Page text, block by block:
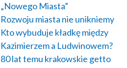
„Nowego Miasta”
Rozwoju miasta nie unikniemy
Kto wybuduje kładkę między
Kazimierzem a Ludwinowem?
80 lat temu krakowskie getto